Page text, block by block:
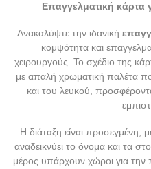
Επαγγελματική κάρτα
Ανακαλύψτε την ιδανική
κομψότητα και
χειρουργούς. Το σχέδιο της
με απαλή χρωματική παλέτα
και του λευκού,
Η διάταξη είναι προσεγμένη,
αναδεικνύει το όνομα και τα
μέρος υπάρχουν χώροι για